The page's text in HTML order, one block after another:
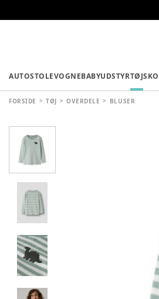
AUTOSTOLEVOGNEBABYUDSTYRTØJSKO
FORSIDE TØJ OVERDELE BLUSER